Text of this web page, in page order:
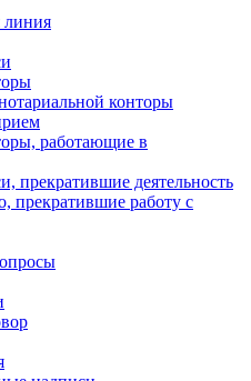
линия
конторы
работающие в
прекратившие деятельность
прекратившие работу с